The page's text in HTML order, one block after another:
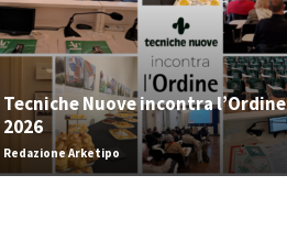
Tecniche Nuove incontra l’Ordine
2026
Redazione Arketipo